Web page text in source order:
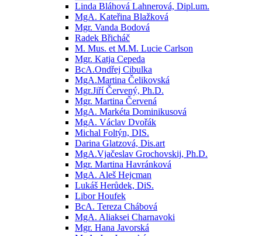
Linda Bláhová Lahnerová, Dipl.um.
MgA. Kateřina Blažková
Mgr. Vanda Bodová
Radek Břicháč
M. Mus. et M.M. Lucie Carlson
Mgr. Katja Cepeda
BcA.Ondřej Cibulka
MgA.Martina Čelikovská
Mgr.Jiří Červený, Ph.D.
Mgr. Martina Červená
MgA. Markéta Dominikusová
MgA. Václav Dvořák
Michal Foltýn, DIS.
Darina Glatzová, Dis.art
MgA.Vjačeslav Grochovskij, Ph.D.
Mgr. Martina Havránková
MgA. Aleš Hejcman
Lukáš Herůdek, DiS.
Libor Houfek
BcA. Tereza Chábová
MgA. Aliaksei Charnavoki
Mgr. Hana Javorská